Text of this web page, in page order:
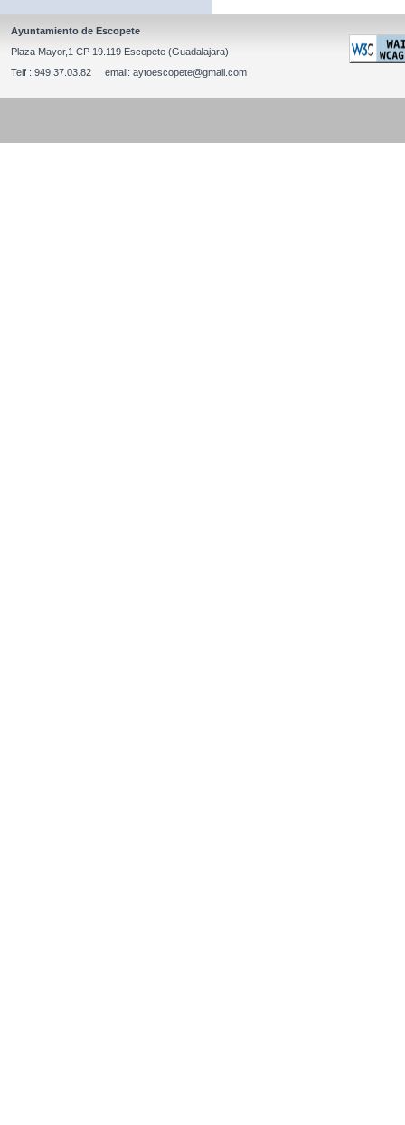
Ayuntamiento de Escopete
Plaza Mayor,1 CP 19.119 Escopete (Guadalajara)
Telf : 949.37.03.82 email: aytoescopete@gmail.com